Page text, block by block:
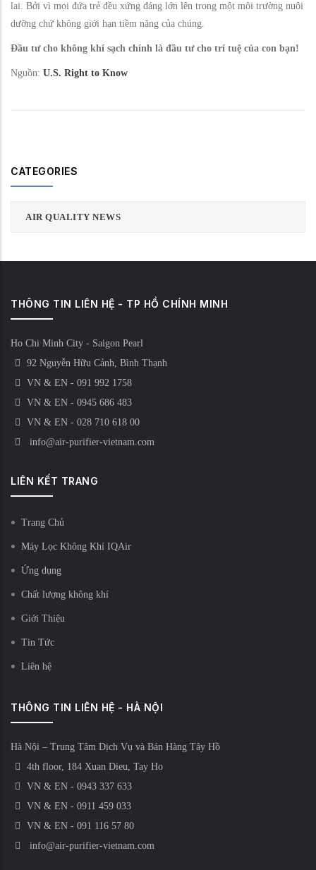
lai. Bởi vì mọi đứa trẻ đều xứng đáng lớn lên trong một môi trường nuôi
dưỡng chứ không giới hạn tiềm năng của chúng.
Đầu tư cho không khí sạch chính là đầu tư cho trí tuệ của con bạn!
Nguồn: U.S. Right to Know
CATEGORIES
AIR QUALITY NEWS
THÔNG TIN LIÊN HỆ - TP HỒ CHÍNH MINH
Ho Chi Minh City - Saigon Pearl
92 Nguyễn Hữu Cảnh, Bình Thạnh
VN & EN - 091 992 1758
VN & EN - 0945 686 483
VN & EN - 028 710 618 00
info@air-purifier-vietnam.com
LIÊN KẾT TRANG
Trang Chủ
Máy Lọc Không Khí IQAir
Ứng dụng
Chất lượng không khí
Giới Thiệu
Tin Tức
Liên hệ
THÔNG TIN LIÊN HỆ - HÀ NỘI
Hà Nội – Trung Tâm Dịch Vụ và Bán Hàng Tây Hồ
4th floor, 184 Xuan Dieu, Tay Ho
VN & EN - 0943 337 633
VN & EN - 0911 459 033
VN & EN - 091 116 57 80
info@air-purifier-vietnam.com